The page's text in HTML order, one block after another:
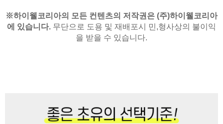
※하이웰코리아의 모든 컨텐츠의 저작권은 (주)하이웰코리아
에 있습니다. 무단으로 도용 및 재배포시 민,형사상의 불이익
을 받을 수 있습니다.